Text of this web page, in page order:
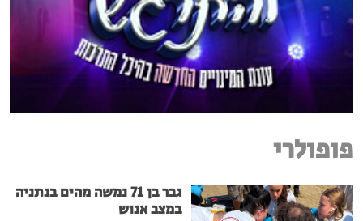
פופולרי
גבר בן 71 נמשה מהים בנתניה
במצב אנוש